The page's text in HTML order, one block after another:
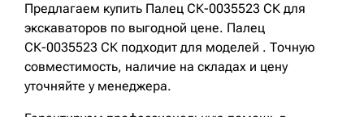
Предлагаем купить Палец СК-0035523 СК для
экскаваторов по выгодной цене. Палец
СК-0035523 СК подходит для моделей . Точную
совместимость, наличие на складах и цену
уточняйте у менеджера.